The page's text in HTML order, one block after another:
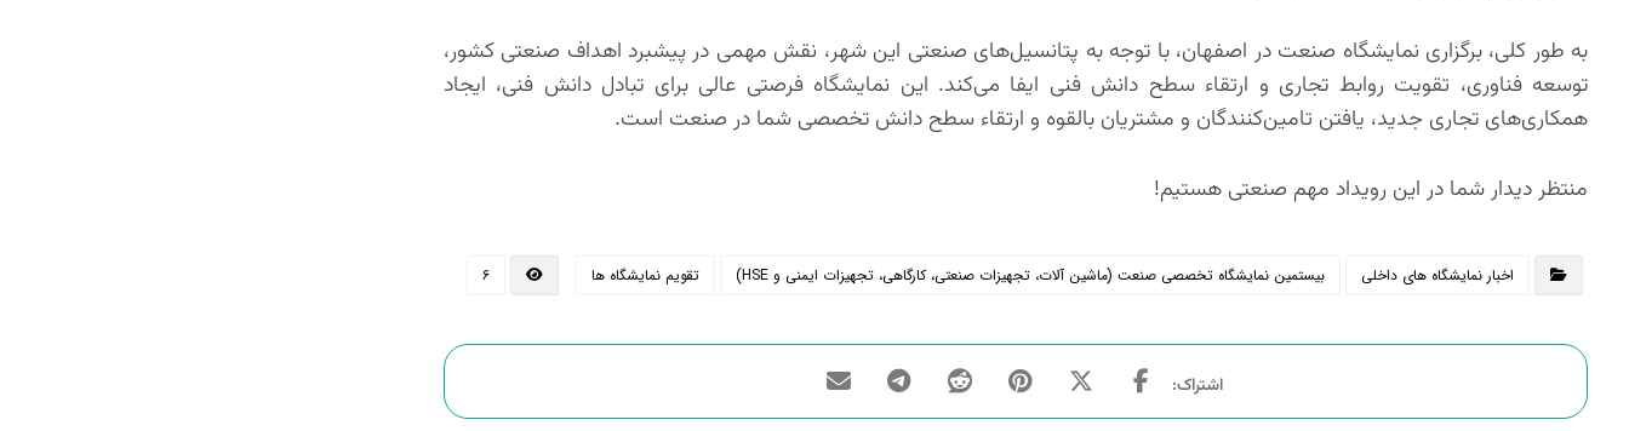
به طور کلی، برگزاری نمایشگاه صنعت در اصفهان، با توجه به پتانسیل‌های صنعتی این شهر، نقش مهمی در پیشبرد اهداف صنعتی کشور،
توسعه فناوری، تقویت روابط تجاری و ارتقاء سطح دانش فنی ایفا می‌کند. این نمایشگاه فرصتی عالی برای تبادل دانش فنی، ایجاد
همکاری‌های تجاری جدید، یافتن تامین‌کنندگان و مشتریان بالقوه و ارتقاء سطح دانش تخصصی شما در صنعت است.
منتظر دیدار شما در این رویداد مهم صنعتی هستیم!
اخبار نمایشگاه های داخلی بیستمین نمایشگاه تخصصی صنعت (ماشین آلات، تجهیزات صنعتی، کارگاهی، تجهیزات ایمنی و HSE) تقویم نمایشگاه ها ۶